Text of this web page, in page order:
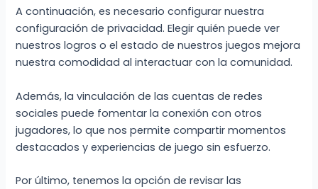
A continuación, es necesario configurar nuestra
configuración de privacidad. Elegir quién puede ver
nuestros logros o el estado de nuestros juegos mejora
nuestra comodidad al interactuar con la comunidad.
Además, la vinculación de las cuentas de redes
sociales puede fomentar la conexión con otros
jugadores, lo que nos permite compartir momentos
destacados y experiencias de juego sin esfuerzo.
Por último, tenemos la opción de revisar las